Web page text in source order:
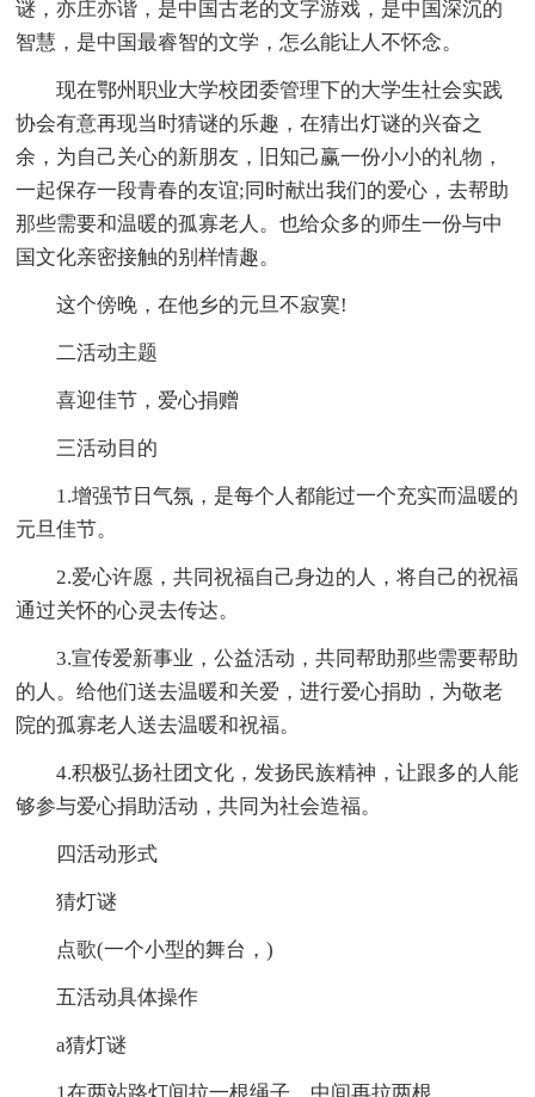
谜，亦庄亦谐，是中国古老的文字游戏，是中国深沉的
智慧，是中国最睿智的文学，怎么能让人不怀念。
现在鄂州职业大学校团委管理下的大学生社会实践
协会有意再现当时猜谜的乐趣，在猜出灯谜的兴奋之
余，为自己关心的新朋友，旧知己赢一份小小的礼物，
一起保存一段青春的友谊;同时献出我们的爱心，去帮助
那些需要和温暖的孤寡老人。也给众多的师生一份与中
国文化亲密接触的别样情趣。
这个傍晚，在他乡的元旦不寂寞!
二活动主题
喜迎佳节，爱心捐赠
三活动目的
1.增强节日气氛，是每个人都能过一个充实而温暖的
元旦佳节。
2.爱心许愿，共同祝福自己身边的人，将自己的祝福
通过关怀的心灵去传达。
3.宣传爱新事业，公益活动，共同帮助那些需要帮助
的人。给他们送去温暖和关爱，进行爱心捐助，为敬老
院的孤寡老人送去温暖和祝福。
4.积极弘扬社团文化，发扬民族精神，让跟多的人能
够参与爱心捐助活动，共同为社会造福。
四活动形式
猜灯谜
点歌(一个小型的舞台，)
五活动具体操作
a猜灯谜
1在两站路灯间拉一根绳子，中间再拉两根